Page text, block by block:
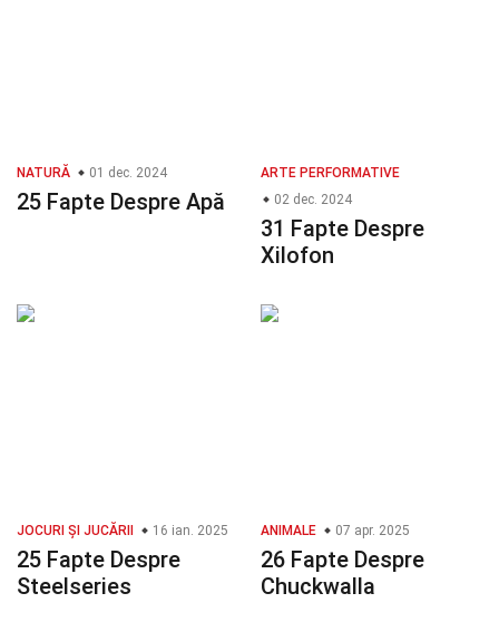
NATURĂ 01 dec. 2024
25 Fapte Despre Apă
ARTE PERFORMATIVE
02 dec. 2024
31 Fapte Despre
Xilofon
JOCURI ȘI JUCĂRII 16 ian. 2025
25 Fapte Despre
Steelseries
ANIMALE 07 apr. 2025
26 Fapte Despre
Chuckwalla